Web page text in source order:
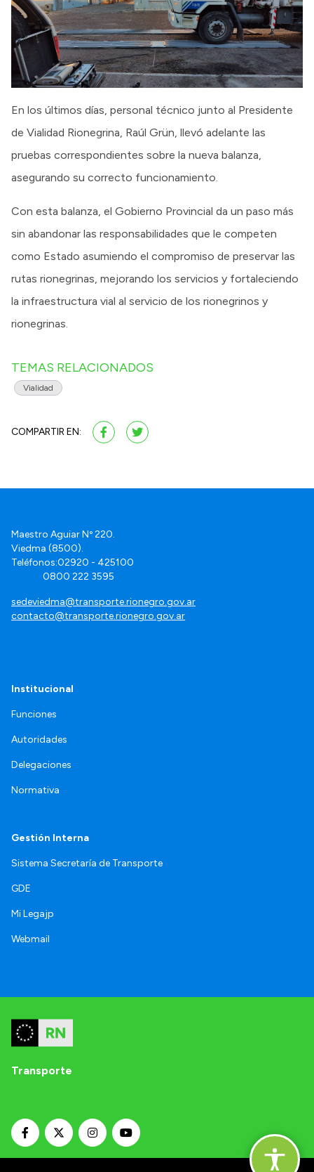
En los últimos días, personal técnico junto al Presidente
de Vialidad Rionegrina, Raúl Grün, llevó adelante las
pruebas correspondientes sobre la nueva balanza,
asegurando su correcto funcionamiento.
Con esta balanza, el Gobierno Provincial da un paso más
sin abandonar las responsabilidades que le competen
como Estado asumiendo el compromiso de preservar las
rutas rionegrinas, mejorando los servicios y fortaleciendo
la infraestructura vial al servicio de los rionegrinos y
rionegrinas.
TEMAS RELACIONADOS
Vialidad
COMPARTIR EN:
Maestro Aguiar Nº 220.
Viedma (8500).
Teléfonos:02920 - 425100
0800 222 3595
sedeviedma@transporte.rionegro.gov.ar
contacto@transporte.rionegro.gov.ar
Institucional
Funciones
Autoridades
Delegaciones
Normativa
Gestión Interna
Sistema Secretaría de Transporte
GDE
Mi Legajp
Webmail
Transporte